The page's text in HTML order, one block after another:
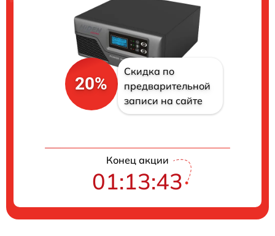
20%
Скидка по
предварительной
записи на сайте
Конец акции
01:13:43